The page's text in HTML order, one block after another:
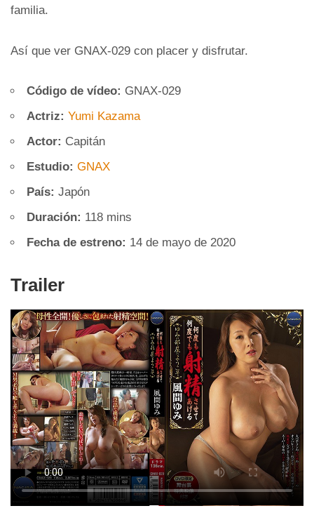
familia.
Así que ver GNAX-029 con placer y disfrutar.
Código de vídeo: GNAX-029
Actriz:Yumi Kazama
Actor: Capitán
Estudio:GNAX
País:Japón
Duración: 118 mins
Fecha de estreno: 14 de mayo de 2020
Trailer